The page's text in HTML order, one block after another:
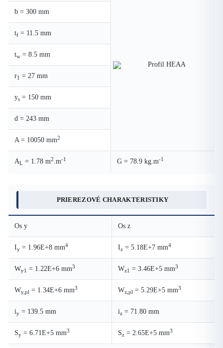
b = 300 mm
tf = 11.5 mm
tw = 8.5 mm
r1 = 27 mm
ys = 150 mm
d = 243 mm
A = 10050 mm2
AL = 1.78 m2.m-1 G = 78.9 kg.m-1
PRIEREZOVÉ CHARAKTERISTIKY
Os y Os z
Iy = 1.96E+8 mm4 Iz = 5.18E+7 mm4
Wy1 = 1.22E+6 mm3 Wz1 = 3.46E+5 mm3
Wy,pl = 1.34E+6 mm3 Wz,pl = 5.29E+5 mm3
iy = 139.5 mm iz = 71.80 mm
Sy = 6.71E+5 mm3 Sz = 2.65E+5 mm3